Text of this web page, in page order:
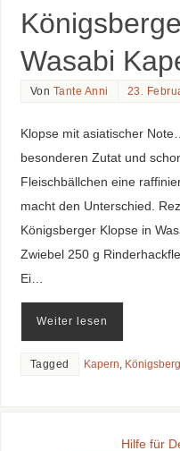
Wasabi
Von Tante Anni 23.
Klopse mit asiatischer
besonderen Zutat und
Fleischbällchen eine
macht den Unterschied.
Königsberger Klopse in
Zwiebel 250 g
Ei…
Weiter lesen
Tagged Kapern,
Hilfe für